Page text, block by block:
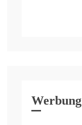
Werbung